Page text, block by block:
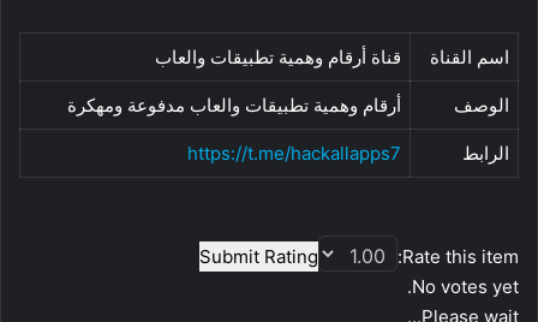
اسم القناة قناة أرقام وهمية تطبيقات والعاب
الوصف أرقام وهمية تطبيقات والعاب مدفوعة ومهكرة
الرابط https://t.me/hackallapps7
Rate this item:
Submit Rating
No votes yet.
Please wait...